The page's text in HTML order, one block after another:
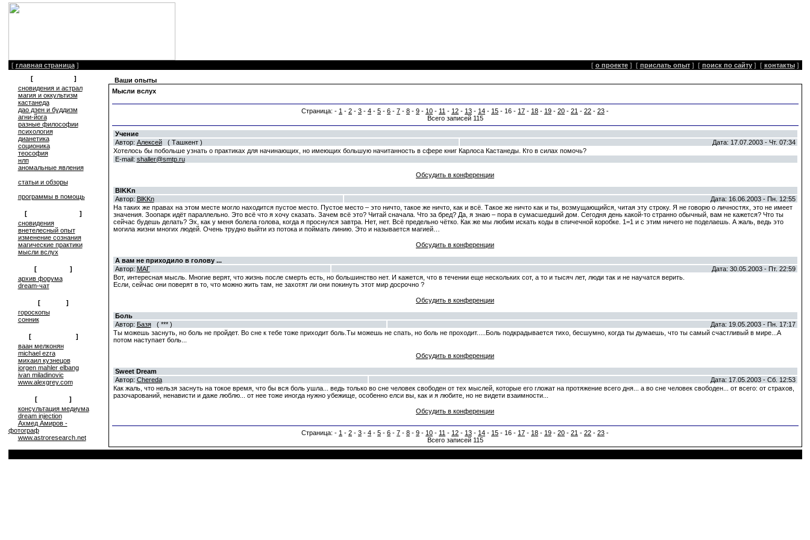
[ главная страница ] [ о проекте ] [ прислать опыт ] [ поиск по сайту ] [ контакты ]
[
]
сновидения и астрал
магия и оккультизм
кастанеда
дао дзен и буддизм
агни-йога
разные философии
психология
дианетика
соционика
теософия
нлп
аномальные явления
статьи и обзоры
программы в помощь
[
]
cновидения
внетелесный опыт
изменение сознания
магические практики
мысли вслух
[
]
архив форума
dream-чат
[
]
гороскопы
сонник
[
]
ваан мелконян
michael ezra
михаил кузнецов
jorgen mahler elbang
ivan miladinovic
www.alexgrey.com
[
]
консультация медиума
dream injection
Ахмед Амиров -
фотограф
www.astroresearch.net
Ваши опыты
Мысли вслух
Страница: - 1 - 2 - 3 - 4 - 5 - 6 - 7 - 8 - 9 - 10 - 11 - 12 - 13 - 14 - 15 - 16 - 17 - 18 - 19 - 20 - 21 - 22 - 23 -
Всего записей 115
Учение
Автор: Алексей( Ташкент )
Дата: 17.07.2003 - Чт. 07:34
Хотелось бы побольше узнать о практиках для начинающих, но имеющих большую начитанность в сфере книг Карлоса Кастанеды. Кто в силах помочь?
E-mail: shaller@smtp.ru
Обсудить в конференции
BlKKn
Автор: BlKKn
Дата: 16.06.2003 - Пн. 12:55
На таких же правах на этом месте могло находится пустое место. Пустое место – это ничто, такое же ничто, как и всё. Такое же ничто как и ты, возмущающийся, читая эту строку. Я не говорю о личностях, это не имеет
значения. Зоопарк идёт параллельно. Это всё что я хочу сказать. Зачем всё это? Читай сначала. Что за бред? Да, я знаю – пора в сумасшедший дом. Сегодня день какой-то странно обычный, вам не кажется? Что ты
сейчас будешь делать? Эх, как у меня болела голова, когда я проснулся завтра. Нет, нет. Всё предельно чётко. Как же мы любим искать коды в спичечной коробке. 1=1 и с этим ничего не поделаешь. А жаль, ведь это
могила жизни многих людей. Очень трудно выйти из потока и поймать линию. Это и называется магией…
Обсудить в конференции
А вам не приходило в голову ...
Автор: МАГ
Дата: 30.05.2003 - Пт. 22:59
Вот, интересная мысль. Многие верят, что жизнь после смерть есть, но большинство нет. И кажется, что в течении еще нескольких сот, а то и тысяч лет, люди так и не научатся верить.
Если, сейчас они поверят в то, что можно жить там, не захотят ли они покинуть этот мир досрочно ?
Обсудить в конференции
Боль
Автор: Базя( *** )
Дата: 19.05.2003 - Пн. 17:17
Ты можешь заснуть, но боль не пройдет. Во сне к тебе тоже приходит боль.Ты можешь не спать, но боль не проходит.....Боль подкрадывается тихо, бесшумно, когда ты думаешь, что ты самый счастливый в мире...А
потом наступает боль...
Обсудить в конференции
Sweet Dream
Автор: Chereda
Дата: 17.05.2003 - Сб. 12:53
Как жаль, что нельзя заснуть на токое время, что бы вся боль ушла... ведь только во сне человек свободен от тех мыслей, которые его гложат на протяжение всего дня... а во сне человек свободен... от всего: от страхов,
разочарований, ненависти и даже люблю... от нее тоже иногда нужно убежище, особенно елси вы, как и я любите, но не видети взаимности...
Обсудить в конференции
Страница: - 1 - 2 - 3 - 4 - 5 - 6 - 7 - 8 - 9 - 10 - 11 - 12 - 13 - 14 - 15 - 16 - 17 - 18 - 19 - 20 - 21 - 22 - 23 -
Всего записей 115